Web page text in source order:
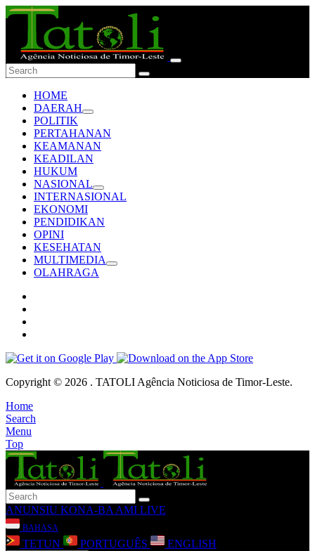
HOME
DAERAH
POLITIK
PERTAHANAN
KEAMANAN
KEADILAN
HUKUM
NASIONAL
INTERNASIONAL
EKONOMI
PENDIDIKAN
OPINI
KESEHATAN
MULTIMEDIA
OLAHRAGA
Copyright © 2026 . TATOLI Agência Noticiosa de Timor-Leste.
Home
Search
Menu
Top
ANUNSIU KONA-BA AMI LIVE
BAHASA
TETUN PORTUGUÊS ENGLISH